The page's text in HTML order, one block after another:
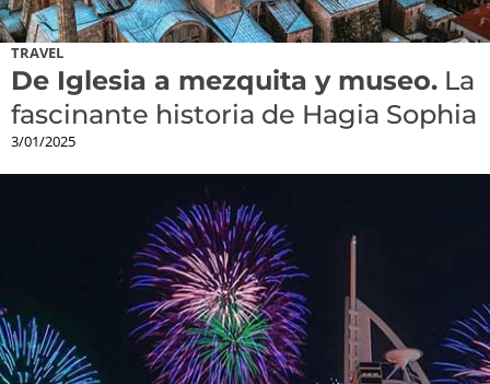
TRAVEL
De Iglesia a mezquita y museo. La
fascinante historia de Hagia Sophia
3/01/2025